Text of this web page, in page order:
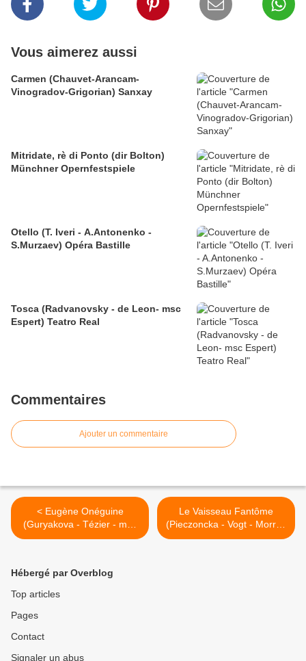
Vous aimerez aussi
Carmen (Chauvet-Arancam-
Vinogradov-Grigorian) Sanxay
Mitridate, rè di Ponto (dir Bolton)
Münchner Opernfestspiele
Otello (T. Iveri - A.Antonenko -
S.Murzaev) Opéra Bastille
Tosca (Radvanovsky - de Leon- msc
Espert) Teatro Real
Commentaires
Ajouter un commentaire
< Eugène Onéguine
(Guryakova - Tézier - msc
Decker) Bastille
Le Vaisseau Fantôme
(Pieczoncka - Vogt - Morris)
à Bastille >
Hébergé par Overblog
Top articles
Pages
Contact
Signaler un abus